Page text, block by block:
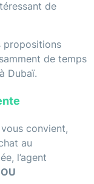
de
propositions
de temps
Dubaï.
convient,
au
l’agent